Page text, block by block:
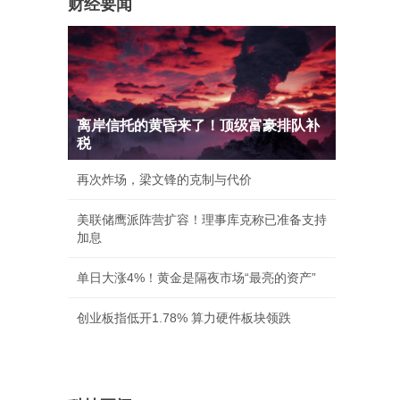
财经要闻
离岸信托的黄昏来了！顶级富豪排队补
税
再次炸场，梁文锋的克制与代价
美联储鹰派阵营扩容！理事库克称已准备支持
加息
单日大涨4%！黄金是隔夜市场“最亮的资产”
创业板指低开1.78% 算力硬件板块领跌